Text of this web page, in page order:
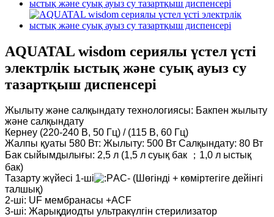
AQUATAL wisdom сериялы үстел үсті
электрлік ыстық және суық ауыз су
тазартқыш диспенсері
Жылыту және салқындату технологиясы: Бакпен жылыту
және салқындату
Кернеу (220-240 В, 50 Гц) / (115 В, 60 Гц)
Жалпы қуаты 580 Вт: Жылыту: 500 Вт Салқындату: 80 Вт
Бак сыйымдылығы: 2,5 л (1,5 л суық бак ；1,0 л ыстық
бак)
Тазарту жүйесі 1-ші
AC- (Шөгінді + көміртегіге дейінгі
талшық)
2-ші: UF мембранасы +ACF
3-ші: Жарықдиодты ультракүлгін стерилизатор